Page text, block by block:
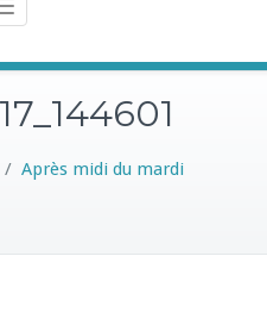
Toggle
/ Après midi du mardi